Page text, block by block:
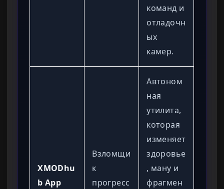
команд и
отладочн
ых
камер.
XMODhu
b App
Взломщи
к
прогресс
Автоном
ная
утилита,
которая
изменяет
здоровье
, ману и
фрагмен